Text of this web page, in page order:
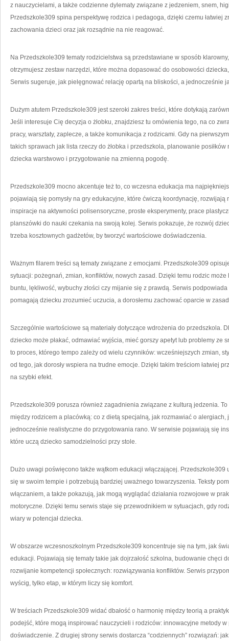
z nauczycielami, a także codzienne dylematy związane z jedzeniem, snem,
Przedszkole309 spina perspektywę rodzica i pedagoga, dzięki czemu łatwiej
zachowania dzieci oraz jak rozsądnie na nie reagować.
Na Przedszkole309 tematy rodzicielstwa są przedstawiane w sposób
otrzymujesz zestaw narzędzi, które można dopasować do osobowości
Serwis sugeruje, jak pielęgnować relację opartą na bliskości, a jednocześnie
Dużym atutem Przedszkole309 jest szeroki zakres treści, które dotykają
Jeśli interesuje Cię decyzja o żłobku, znajdziesz tu omówienia tego, na co
pracy, warsztaty, zaplecze, a także komunikacja z rodzicami. Gdy na
takich sprawach jak lista rzeczy do żłobka i przedszkola, planowanie
dziecka warstwowo i przygotowanie na zmienną pogodę.
Przedszkole309 mocno akcentuje też to, co wczesna edukacja ma
pojawiają się pomysły na gry edukacyjne, które ćwiczą koordynację,
inspiracje na aktywności polisensoryczne, proste eksperymenty, prace
planszówki do nauki czekania na swoją kolej. Serwis pokazuje, że rozwój
trzeba kosztownych gadżetów, by tworzyć wartościowe doświadczenia.
Ważnym filarem treści są tematy związane z emocjami. Przedszkole309
sytuacji: pożegnań, zmian, konfliktów, nowych zasad. Dzięki temu rodzic
buntu, lękliwość, wybuchy złości czy mijanie się z prawdą. Serwis
pomagają dziecku zrozumieć uczucia, a dorosłemu zachować oparcie w
Szczególnie wartościowe są materiały dotyczące wdrożenia do przedszkola.
dziecko może płakać, odmawiać wyjścia, mieć gorszy apetyt lub problemy ze
to proces, którego tempo zależy od wielu czynników: wcześniejszych zmian,
od tego, jak dorosły wspiera na trudne emocje. Dzięki takim treściom łatwiej
na szybki efekt.
Przedszkole309 porusza również zagadnienia związane z kulturą jedzenia.
między rodzicem a placówką: co z dietą specjalną, jak rozmawiać o alergiach,
jednocześnie realistyczne do przygotowania rano. W serwisie pojawiają się
które uczą dziecko samodzielności przy stole.
Dużo uwagi poświęcono także wątkom edukacji włączającej.
się w swoim tempie i potrzebują bardziej uważnego towarzyszenia. Teksty
włączaniem, a także pokazują, jak mogą wyglądać działania rozwojowe w
motoryczne. Dzięki temu serwis staje się przewodnikiem w sytuacjach, gdy
wiary w potencjał dziecka.
W obszarze wczesnoszkolnym Przedszkole309 koncentruje się na tym, jak
edukacji. Pojawiają się tematy takie jak dojrzałość szkolna, budowanie chęci
rozwijanie kompetencji społecznych: rozwiązywania konfliktów. Serwis
wyścig, tylko etap, w którym liczy się komfort.
W treściach Przedszkole309 widać dbałość o harmonię między teorią a
podejść, które mogą inspirować nauczycieli i rodziców: innowacyjne metody
doświadczenie. Z drugiej strony serwis dostarcza “codziennych” rozwiązań: